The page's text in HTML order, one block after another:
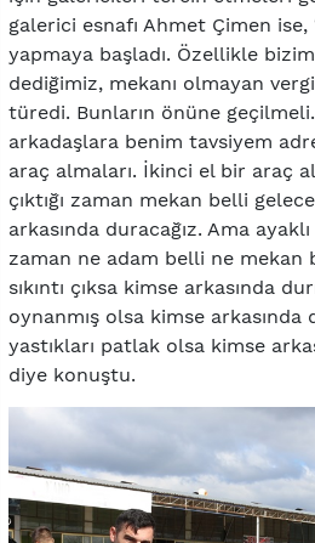
galerici esnafı Ahmet Çimen
yapmaya başladı. Özellikle
dediğimiz, mekanı olmayan
türedi. Bunların önüne
arkadaşlara benim tavsiyem
araç almaları. İkinci el bir araç
çıktığı zaman mekan belli
arkasında duracağız. Ama
zaman ne adam belli ne mekan
sıkıntı çıksa kimse arkasında
oynanmış olsa kimse arkasında
yastıkları patlak olsa kimse
diye konuştu.